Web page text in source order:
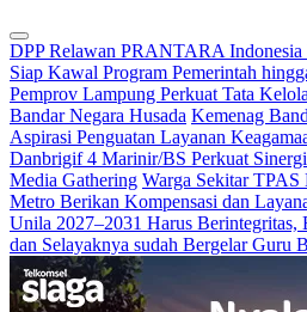
DPP Relawan PRANTARA Indonesia
Siap Kawal Program Pemerintah
Pemprov Lampung Perkuat Tata
Bandar Negara Husada Kemenag
Aspirasi Penguatan Layanan
Danbrigif 4 Marinir/BS Perkuat
Media Gathering Warga Sekitar TPAS
Metro Berikan Kompensasi dan
Unila 2027–2031 Harus Berintegritas,
dan Selayaknya sudah Bergelar Guru